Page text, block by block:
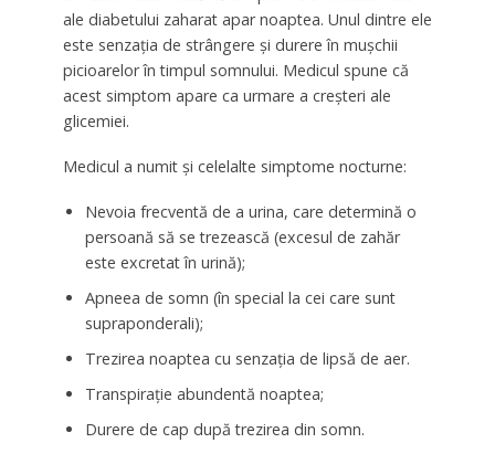
ale diabetului zaharat apar noaptea. Unul dintre ele
este senzația de strângere și durere în mușchii
picioarelor în timpul somnului. Medicul spune că
acest simptom apare ca urmare a creșteri ale
glicemiei.
Medicul a numit și celelalte simptome nocturne:
Nevoia frecventă de a urina, care determină o
persoană să se trezească (excesul de zahăr
este excretat în urină);
Apneea de somn (în special la cei care sunt
supraponderali);
Trezirea noaptea cu senzația de lipsă de aer.
Transpirație abundentă noaptea;
Durere de cap după trezirea din somn.